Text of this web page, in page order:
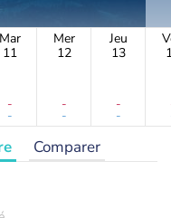
Mar
11
-
-
Mer
12
-
-
Jeu
13
-
-
Comparer